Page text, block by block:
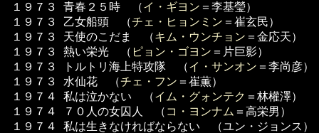
１９７３
１９７３
１９７３
１９７３
１９７３
１９７３
１９７４
１９７４
１９７４
青春２５時 （イ・ギヨン ＝李基瑩）
乙女船頭 （チェ・ヒョンミン ＝崔玄民）
天使のこだま （キム・ウンチョン ＝金応天）
熱い栄光 （ ピョン・ゴヨン ＝片巨影）
トルトリ海上特攻隊 （イ・サンオン ＝李尚彦）
水仙花 （チェ・フン ＝崔薫）
私は泣かない （イム・グォンテク ＝林權澤）
７０人の女囚人 （ コ・ヨンナム ＝高栄男）
私は生きなければならない （ユン・ジョンス）